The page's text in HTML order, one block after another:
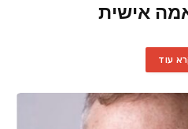
עוד